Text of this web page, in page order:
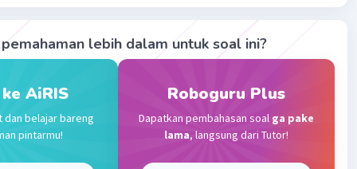
karya sastra berupa karangan bebas yang tidak
kaidah penyusunan seperti dalam puisi.
karya sastra berupa karangan bebas yang tidak
kaidah penyusunan seperti dalam puisi. Prosa berasal
lebih dalam untuk soal ini?
AiRIS
dan belajar bareng
pintarmu!
Roboguru Plus
Dapatkan pembahasan soal ga pake
lama, langsung dari Tutor!